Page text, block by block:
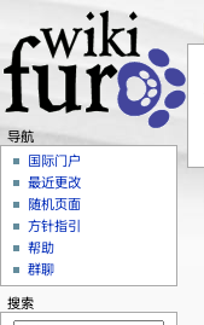
导航
国际门户
最近更改
随机页面
方针指引
帮助
群聊
搜索